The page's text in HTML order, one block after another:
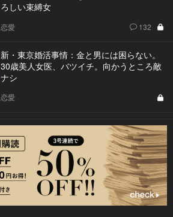
ろしい束縛女
恋愛 132
新・東京婚活事情：金と男には困らない。
30歳美人女医、バツイチ。向かうところ敵
ナシ
恋愛